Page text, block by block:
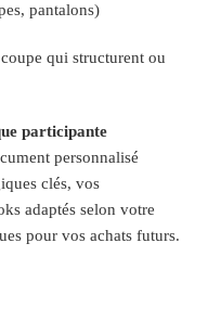
pantalons)
qui structurent ou
participante
personnalisé
clés, vos
adaptés selon votre
pour vos achats futurs.